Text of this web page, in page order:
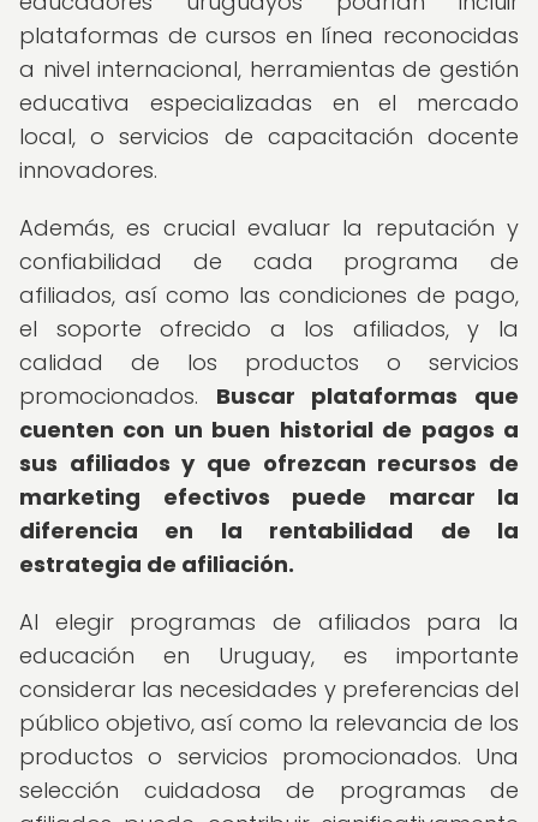
plataformas de cursos en línea reconocidas
a nivel internacional, herramientas de gestión
educativa especializadas en el mercado
local, o servicios de capacitación docente
innovadores.
Además, es crucial evaluar la reputación y
confiabilidad de cada programa de
afiliados, así como las condiciones de pago,
el soporte ofrecido a los afiliados, y la
calidad de los productos o servicios
promocionados. Buscar plataformas que
cuenten con un buen historial de pagos a
sus afiliados y que ofrezcan recursos de
marketing efectivos puede marcar la
diferencia en la rentabilidad de la
estrategia de afiliación.
Al elegir programas de afiliados para la
educación en Uruguay, es importante
considerar las necesidades y preferencias del
público objetivo, así como la relevancia de los
productos o servicios promocionados. Una
selección cuidadosa de programas de